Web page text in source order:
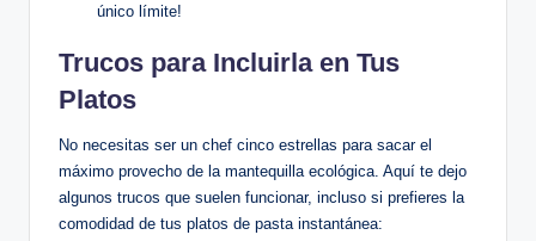
único límite!
Trucos para Incluirla en Tus
Platos
No necesitas ser un chef cinco estrellas para sacar el
máximo provecho de la mantequilla ecológica. Aquí te dejo
algunos trucos que suelen funcionar, incluso si prefieres la
comodidad de tus platos de pasta instantánea: